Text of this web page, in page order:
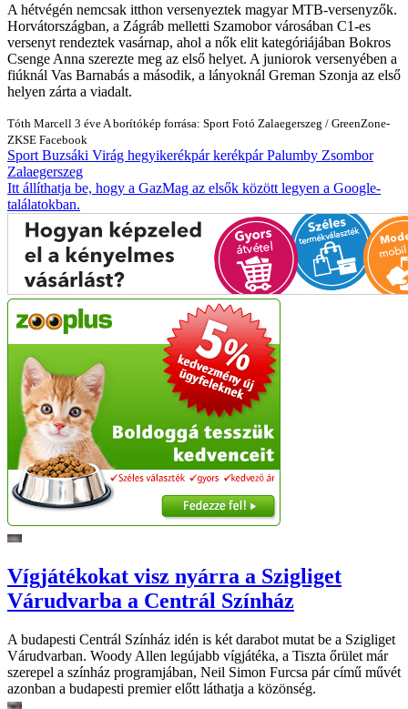
A hétvégén nemcsak itthon versenyeztek magyar MTB-versenyzők.
Horvátországban, a Zágráb melletti Szamobor városában C1-es
versenyt rendeztek vasárnap, ahol a nők elit kategóriájában Bokros
Csenge Anna szerezte meg az első helyet. A juniorok versenyében a
fiúknál Vas Barnabás a második, a lányoknál Greman Szonja az első
helyen zárta a viadalt.
Tóth Marcell 3 éve A borítókép forrása: Sport Fotó Zalaegerszeg / GreenZone-
ZKSE Facebook
Sport Buzsáki Virág hegyikerékpárkerékpárPalumby Zsombor
Zalaegerszeg
Itt állíthatja be, hogy a GazMag az elsők között legyen a Google-
találatokban.
Vígjátékokat visz nyárra a Szigliget
Várudvarba a Centrál Színház
A budapesti Centrál Színház idén is két darabot mutat be a Szigliget
Várudvarban. Woody Allen legújabb vígjátéka, a Tiszta őrület már
szerepel a színház programjában, Neil Simon Furcsa pár című művét
azonban a budapesti premier előtt láthatja a közönség.